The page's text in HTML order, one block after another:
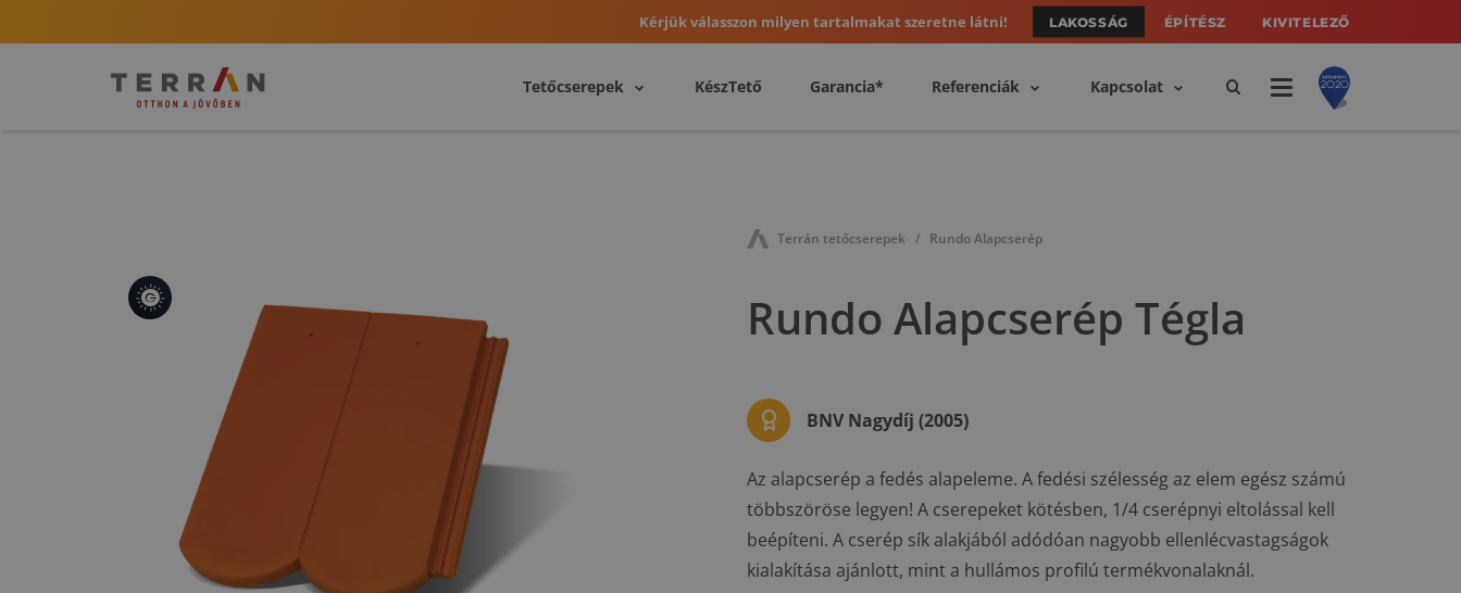
Kérjük válasszon milyen tartalmakat szeretne látni! LAKOSSÁG ÉPÍTÉSZ KIVITELEZŐ
Tetőcserepek KészTető Garancia* Referenciák Kapcsolat
Terrán tetőcserepek Rundo Alapcserép
Rundo Alapcserép Tégla
BNV Nagydíj (2005)
Az alapcserép a fedés alapeleme. A fedési szélesség az elem egész számú
többszöröse legyen! A cserepeket kötésben, 1/4 cserépnyi eltolással kell
beépíteni. A cserép sík alakjából adódóan nagyobb ellenlécvastagságok
kialakítása ajánlott, mint a hullámos profilú termékvonalaknál.